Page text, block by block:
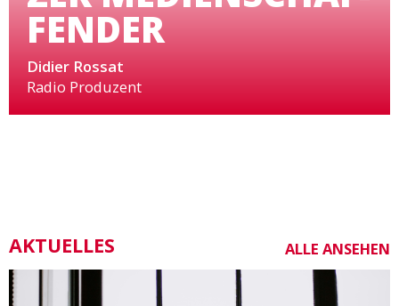
FENDER
Didier Rossat
Radio Produzent
AKTUELLES ALLE ANSEHEN